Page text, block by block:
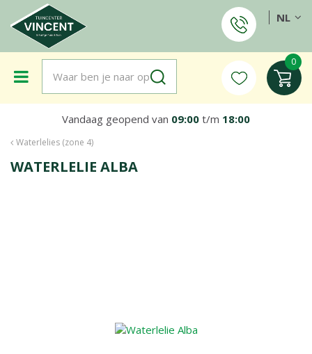
a
Waterlelies (zone 4)
Vandaag geopend van 09:00 t/m 18:00
NL
WATERLELIE ALBA